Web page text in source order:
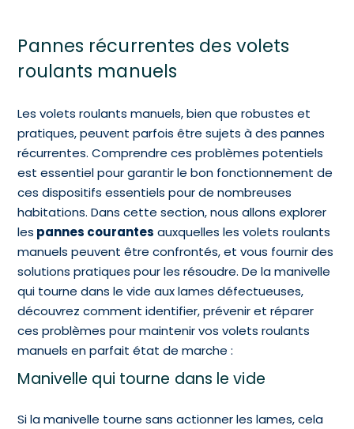
Pannes récurrentes des volets
roulants manuels
Les volets roulants manuels, bien que robustes et
pratiques, peuvent parfois être sujets à des pannes
récurrentes. Comprendre ces problèmes potentiels
est essentiel pour garantir le bon fonctionnement de
ces dispositifs essentiels pour de nombreuses
habitations. Dans cette section, nous allons explorer
les pannes courantes auxquelles les volets roulants
manuels peuvent être confrontés, et vous fournir des
solutions pratiques pour les résoudre. De la manivelle
qui tourne dans le vide aux lames défectueuses,
découvrez comment identifier, prévenir et réparer
ces problèmes pour maintenir vos volets roulants
manuels en parfait état de marche :
Manivelle qui tourne dans le vide
Si la manivelle tourne sans actionner les lames, cela